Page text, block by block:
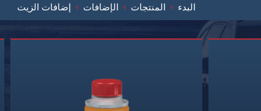
البدء المنتجات الإضافات إضافات الزيت